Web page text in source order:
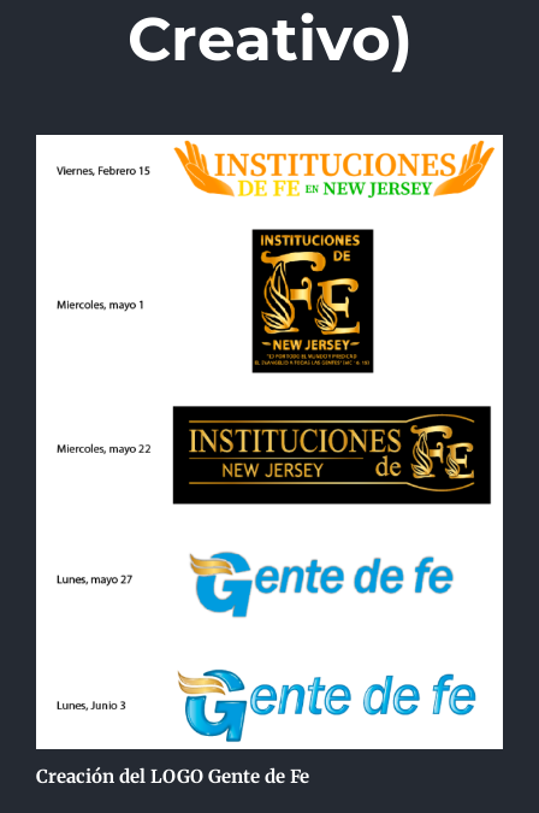
Creativo)
Creación del LOGO Gente de Fe